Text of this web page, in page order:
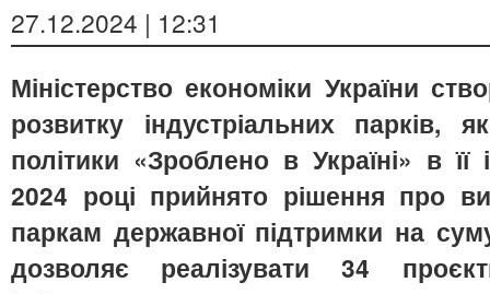
27.12.2024 | 12:31
Міністерство економіки України
розвитку індустріальних парків,
політики «Зроблено в Україні» в її
2024 році прийнято рішення про
паркам державної підтримки на
дозволяє реалізувати 34